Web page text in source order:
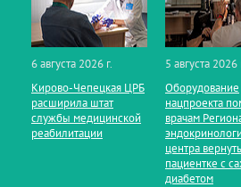
6 августа 2026 г.
Кирово‑Чепецкая ЦРБ
расширила штат
службы медицинской
реабилитации
5 августа 2026
Оборудование
нацпроекта
врачам
центра
пациентке с
диабетом